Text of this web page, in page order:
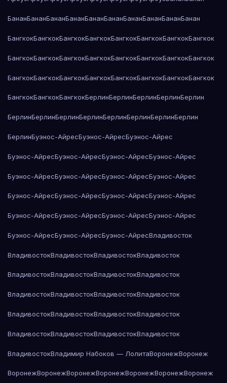
БананБананБананБананБананБананБананБананБананБанан
БангкокБангкокБангкокБангкокБангкокБангкокБангкокБангкок
БангкокБангкокБангкокБангкокБангкокБангкокБангкокБангкок
БангкокБангкокБангкокБангкокБангкокБангкокБангкокБангкок
БангкокБангкокБангкокБерлинБерлинБерлинБерлинБерлин
БерлинБерлинБерлинБерлинБерлинБерлинБерлинБерлин
БерлинБуэнос-АйресБуэнос-АйресБуэнос-Айрес
Буэнос-АйресБуэнос-АйресБуэнос-АйресБуэнос-Айрес
Буэнос-АйресБуэнос-АйресБуэнос-АйресБуэнос-Айрес
Буэнос-АйресБуэнос-АйресБуэнос-АйресБуэнос-Айрес
Буэнос-АйресБуэнос-АйресБуэнос-АйресБуэнос-Айрес
Буэнос-АйресБуэнос-АйресБуэнос-АйресВладивосток
ВладивостокВладивостокВладивостокВладивосток
ВладивостокВладивостокВладивостокВладивосток
ВладивостокВладивостокВладивостокВладивосток
ВладивостокВладивостокВладивостокВладивосток
ВладивостокВладивостокВладивостокВладивосток
ВладивостокВладимир Набоков — ЛолитаВоронежВоронеж
ВоронежВоронежВоронежВоронежВоронежВоронежВоронеж